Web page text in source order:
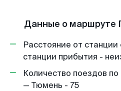
Данные о маршруте
Расстояние от
станции прибытия -
Количество поездов
— Тюмень - 75